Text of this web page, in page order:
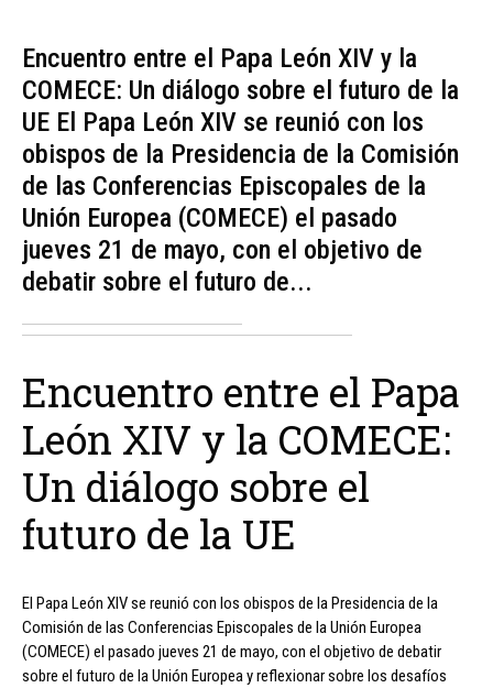
Encuentro entre el Papa León XIV y la
COMECE: Un diálogo sobre el futuro de la
UE El Papa León XIV se reunió con los
obispos de la Presidencia de la Comisión
de las Conferencias Episcopales de la
Unión Europea (COMECE) el pasado
jueves 21 de mayo, con el objetivo de
debatir sobre el futuro de...
Encuentro entre el Papa
León XIV y la COMECE:
Un diálogo sobre el
futuro de la UE
El Papa León XIV se reunió con los obispos de la Presidencia de la
Comisión de las Conferencias Episcopales de la Unión Europea
(COMECE) el pasado jueves 21 de mayo, con el objetivo de debatir
sobre el futuro de la Unión Europea y reflexionar sobre los desafíos